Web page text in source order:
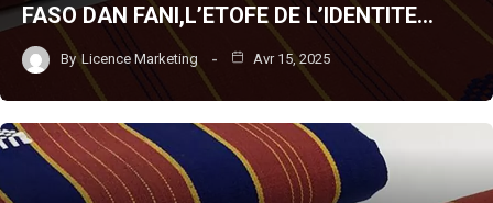
FASO DAN FANI,L’ETOFE DE L’IDENTITE…
By Licence Marketing Avr 15, 2025